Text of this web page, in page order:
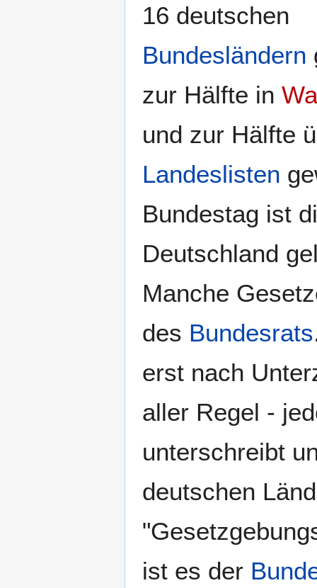
16 deutschen
Bundesländern
zur Hälfte in
und zur Hälfte
Landeslisten
Bundestag ist
Deutschland
Manche
des Bundesrats
erst nach
aller Regel -
unterschreibt
deutschen
ist es der